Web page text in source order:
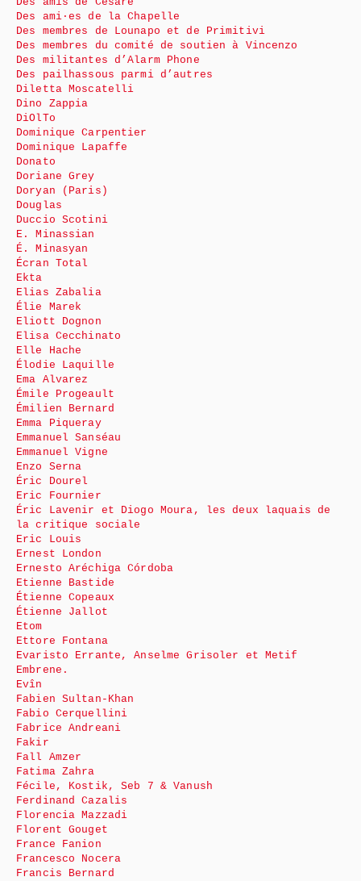
Des ami·es de la Chapelle
Des membres de Lounapo et de Primitivi
Des membres du comité de soutien à Vincenzo
Des militantes d’Alarm Phone
Des pailhassous parmi d’autres
Diletta Moscatelli
Dino Zappia
DiOlTo
Dominique Carpentier
Dominique Lapaffe
Donato
Doriane Grey
Doryan (Paris)
Douglas
Duccio Scotini
E. Minassian
É. Minasyan
Écran Total
Ekta
Elias Zabalia
Élie Marek
Eliott Dognon
Elisa Cecchinato
Elle Hache
Élodie Laquille
Ema Alvarez
Émile Progeault
Émilien Bernard
Emma Piqueray
Emmanuel Sanséau
Emmanuel Vigne
Enzo Serna
Éric Dourel
Eric Fournier
Éric Lavenir et Diogo Moura, les deux laquais de
la critique sociale
Eric Louis
Ernest London
Ernesto Aréchiga Córdoba
Etienne Bastide
Étienne Copeaux
Étienne Jallot
Etom
Ettore Fontana
Evaristo Errante, Anselme Grisoler et Metif
Embrene.
Evîn
Fabien Sultan-Khan
Fabio Cerquellini
Fabrice Andreani
Fakir
Fall Amzer
Fatima Zahra
Fécile, Kostik, Seb 7 & Vanush
Ferdinand Cazalis
Florencia Mazzadi
Florent Gouget
France Fanion
Francesco Nocera
Francis Bernard